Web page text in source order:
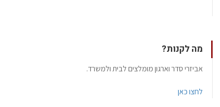
מה לקנות?
אביזרי סדר וארגון מומלצים לבית ולמשרד.
לחצו כאן